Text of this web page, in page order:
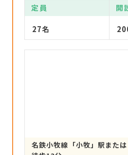
定員 開
27名
名鉄小牧線「小牧」駅また